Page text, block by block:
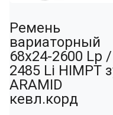
Ремень
вариаторный
68х24-2600 Lp /
2485 Li HIMPT
ARAMID
кевл.корд